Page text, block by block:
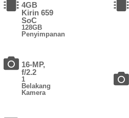
4GB
Kirin 659
SoC
128GB
Penyimpanan
16-MP,
f/2.2
1
Belakang
Kamera